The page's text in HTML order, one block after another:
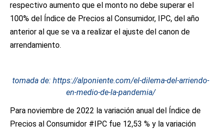
respectivo aumento que el monto no debe superar el
100% del Índice de Precios al Consumidor, IPC, del año
anterior al que se va a realizar el ajuste del canon de
arrendamiento.
tomada de: https://alponiente.com/el-dilema-del-arriendo-
en-medio-de-la-pandemia/
Para noviembre de 2022 la variación anual del Índice de
Precios al Consumidor #IPC fue 12,53 % y la variación